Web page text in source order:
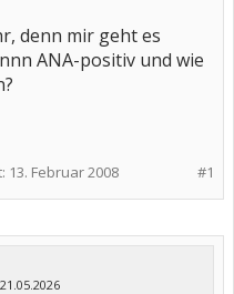
denn mir geht es
ANA-positiv und wie
#1
13. Februar 2008